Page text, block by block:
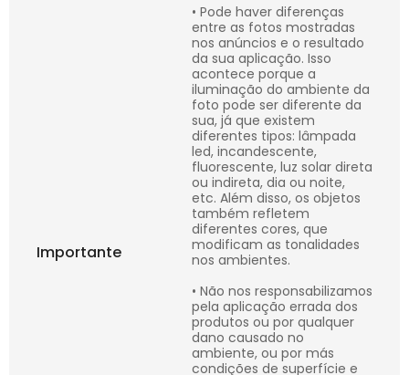
Importante
• Pode haver diferenças
entre as fotos mostradas
nos anúncios e o resultado
da sua aplicação. Isso
acontece porque a
iluminação do ambiente da
foto pode ser diferente da
sua, já que existem
diferentes tipos: lâmpada
led, incandescente,
fluorescente, luz solar direta
ou indireta, dia ou noite,
etc. Além disso, os objetos
também refletem
diferentes cores, que
modificam as tonalidades
nos ambientes.
• Não nos responsabilizamos
pela aplicação errada dos
produtos ou por qualquer
dano causado no
ambiente, ou por más
condições de superfície e